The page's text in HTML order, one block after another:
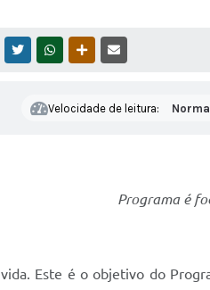
MESSENGER
TWITTERWHATSAPPOUTRAS MÍDIAS
Velocidade de leitura:
Programa é
Este é o objetivo do